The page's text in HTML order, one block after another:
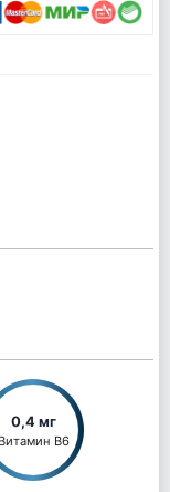
0,4 мг
Витамин В6